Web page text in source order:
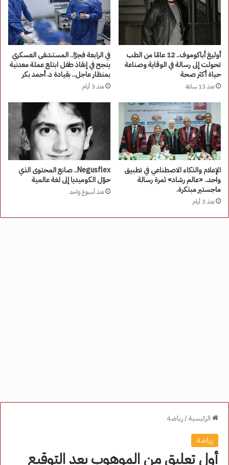
أوليغ أباكوموف.. 12 عامًا من الطب
تحولت إلى رسالة في الوقاية وصناعة
حياة أكثر صحة
منذ 13 ساعة
في الرابعة فجرًا.. المستشفى العسكري
ينجح في إنقاذ طفل ابتلع عملة معدنية
بمنظار عاجل.. بقيادة د. أحمد بكر
منذ 3 أيام
الإعلام والذكاء الاصطناعي في تطبيق
واحد.. «عالم رشاد» ثمرة رسالة
ماجستير مبتكرة.
منذ 3 أيام
Negusflex.. صانع المحتوى الذي
حوّل الكوميديا إلى لغة عالمية
منذ أسبوع واحد